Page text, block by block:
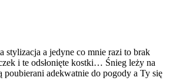
stylizacja a jedyne co mnie razi to brak
i te odsłonięte kostki… Śnieg leży na
poubierani adekwatnie do pogody a Ty się